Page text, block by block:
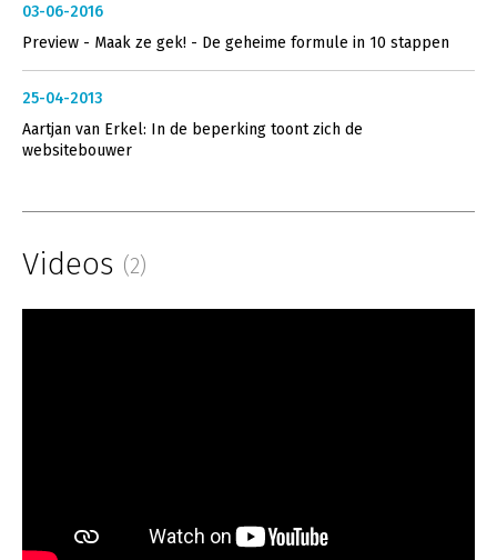
03-06-2016
Preview - Maak ze gek! - De geheime formule in 10 stappen
25-04-2013
Aartjan van Erkel: In de beperking toont zich de
websitebouwer
Videos (2)